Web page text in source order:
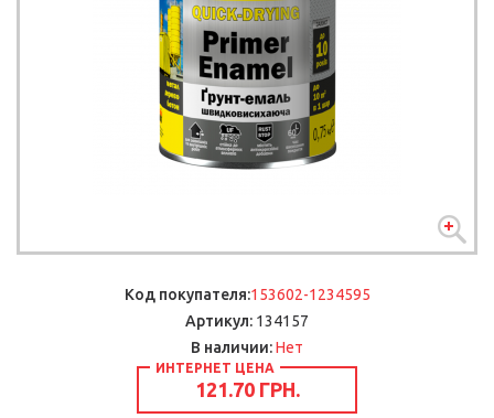
Код покупателя:153602-1234595
Артикул: 134157
В наличии:Нет
ИНТЕРНЕТ ЦЕНА
121.70 ГРН.